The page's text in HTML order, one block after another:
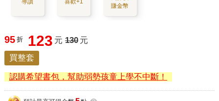
導讀 喜歡+1
賺金幣
95 折 123 元 130 元
買整套
認購希望書包，幫助弱勢孩童上學不中斷！